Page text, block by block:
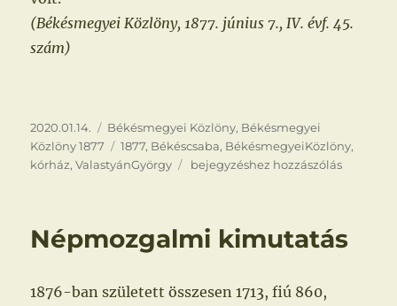
(Békésmegyei Közlöny, 1877. június 7., IV. évf. 45.
szám)
Közzétéve
2020.01.14. Kategória
Békésmegyei Közlöny, Békésmegyei
Közlöny 1877
Címke
1877, Békéscsaba, BékésmegyeiKözlöny,
kórház,ValastyánGyörgy
Titkos
bejegyzéshez hozzászólás
Népmozgalmi kimutatás
1876-ban született összesen 1713, fiú 860,